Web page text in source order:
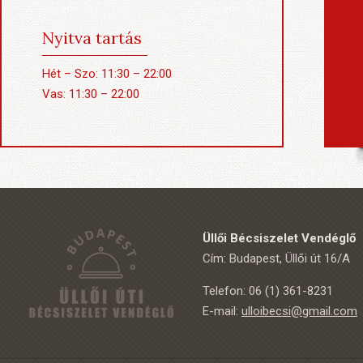
Nyitva tartás
Hét – Szo: 11:30 – 22:00
Vas: 11:30 – 22:00
Üllői Bécsiszelet Vendéglő
Cím: Budapest, Üllői út 16/A
Telefon: 06 (1) 361-8231
E-mail: ulloibecsi@gmail.com